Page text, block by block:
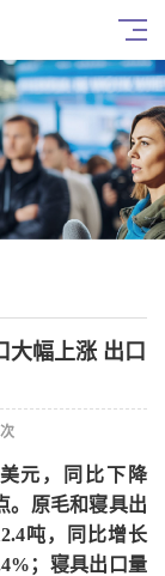
大幅上涨 出口
次
元，同比下降
。原毛和寝具出
吨，同比增长
；寝具出口量